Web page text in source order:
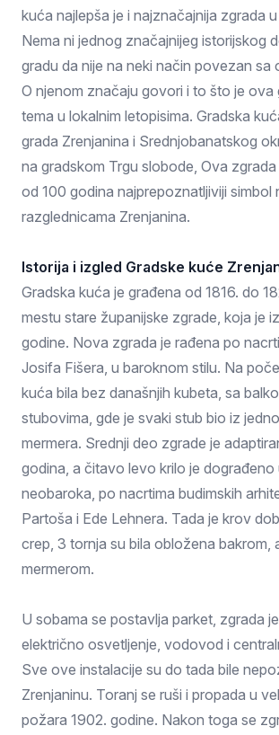
kuća najlepša je i najznačajnija zgrada
Nema ni jednog značajnijeg istorijskog
gradu da nije na neki način povezan sa
O njenom značaju govori i to što je ova
tema u lokalnim letopisima. Gradska
grada Zrenjanina i Srednjobanatskog
na gradskom Trgu slobode, Ova
od 100 godina najprepoznatljiviji simbol
razglednicama Zrenjanina.
Istorija i izgled Gradske kuće
Gradska kuća je građena od 1816. do
mestu stare županijske zgrade, koja je
godine. Nova zgrada je rađena po
Josifa Fišera, u baroknom stilu. Na
kuća bila bez današnjih kubeta, sa
stubovima, gde je svaki stub bio iz
mermera. Srednji deo zgrade je
godina, a čitavo levo krilo je dograđeno
neobaroka, po nacrtima budimskih
Partoša i Ede Lehnera. Tada je krov
crep, 3 tornja su bila obložena bakrom,
mermerom.
U sobama se postavlja parket, zgrada
električno osvetljenje, vodovod i
Sve ove instalacije su do tada bile
Zrenjaninu. Toranj se ruši i propada u
požara 1902. godine. Nakon toga se